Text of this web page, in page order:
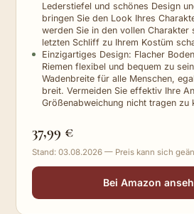
Lederstiefel und schönes Design
bringen Sie den Look Ihres
werden Sie in den vollen Charakter
letzten Schliff zu Ihrem Kostüm
Einzigartiges Design: Flacher
Riemen flexibel und bequem zu
Wadenbreite für alle Menschen,
breit. Vermeiden Sie effektiv Ihre
Größenabweichung nicht tragen zu
37,99 €
Stand: 03.08.2026 — Preis kann sich
Bei Amazon